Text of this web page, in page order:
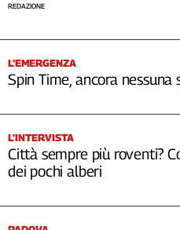
REDAZIONE
L’EMERGENZA
Spin Time, ancora nessuna
L’INTERVISTA
Città sempre più roventi?
dei pochi alberi